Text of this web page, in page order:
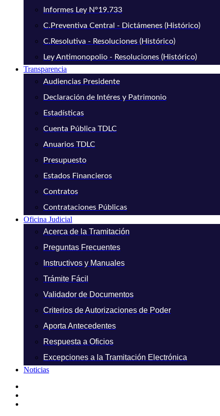
Informes Ley N°19.733
C.Preventiva Central - Dictámenes (Histórico)
C.Resolutiva - Resoluciones (Histórico)
Ley Antimonopolio - Resoluciones (Histórico)
Transparencia
Audiencias Presidente
Declaración de Intéres y Patrimonio
Estadísticas
Cuenta Pública TDLC
Anuarios TDLC
Presupuesto
Estados Financieros
Contratos
Contrataciones Públicas
Oficina Judicial
Acerca de la Tramitación
Preguntas Frecuentes
Instructivos y Manuales
Trámite Fácil
Validador de Documentos
Criterios de Autorizaciones de Poder
Aporta Antecedentes
Respuesta a Oficios
Excepciones a la Tramitación Electrónica
Noticias